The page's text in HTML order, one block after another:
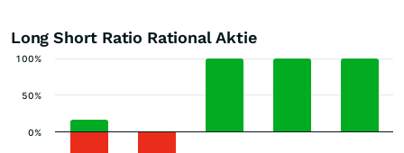
Long Short Ratio Rational Aktie
0%
50%
100%